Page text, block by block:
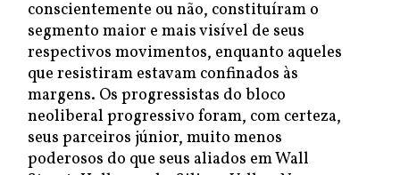
conscientemente ou não, constituíram o
segmento maior e mais visível de seus
respectivos movimentos, enquanto aqueles
que resistiram estavam confinados às
margens. Os progressistas do bloco
neoliberal progressivo foram, com certeza,
seus parceiros júnior, muito menos
poderosos do que seus aliados em Wall